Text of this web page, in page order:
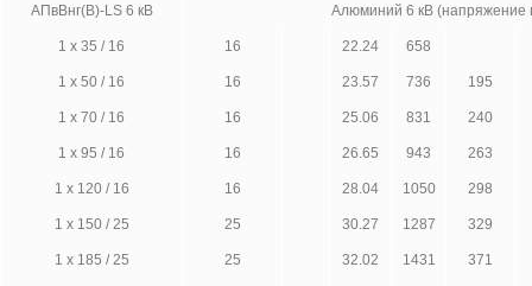
АПвВнг(В)-LS 6 кВ Алюминий 6 кВ (напряжение
1 х 35 / 16 16 22.24 658
1 х 50 / 16 16 23.57 736 195
1 х 70 / 16 16 25.06 831 240
1 х 95 / 16 16 26.65 943 263
1 х 120 / 16 16 28.04 1050 298
1 х 150 / 25 25 30.27 1287 329
1 х 185 / 25 25 32.02 1431 371